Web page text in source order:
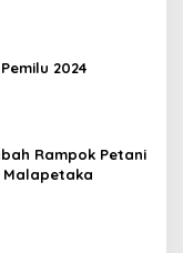
2024
Rampok Petani
Malapetaka